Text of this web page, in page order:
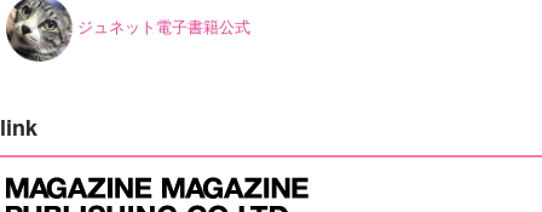
ジュネット電子書籍公式
link